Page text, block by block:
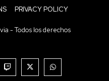
PRIVACY POLICY
- Todos los derechos